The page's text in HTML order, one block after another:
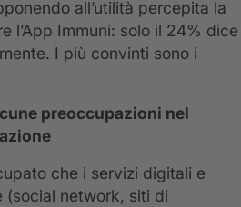
all’utilità percepita la
l’App Immuni: solo il 24% dice
I più convinti sono i
preoccupazioni nel
che i servizi digitali e
(social network, siti di